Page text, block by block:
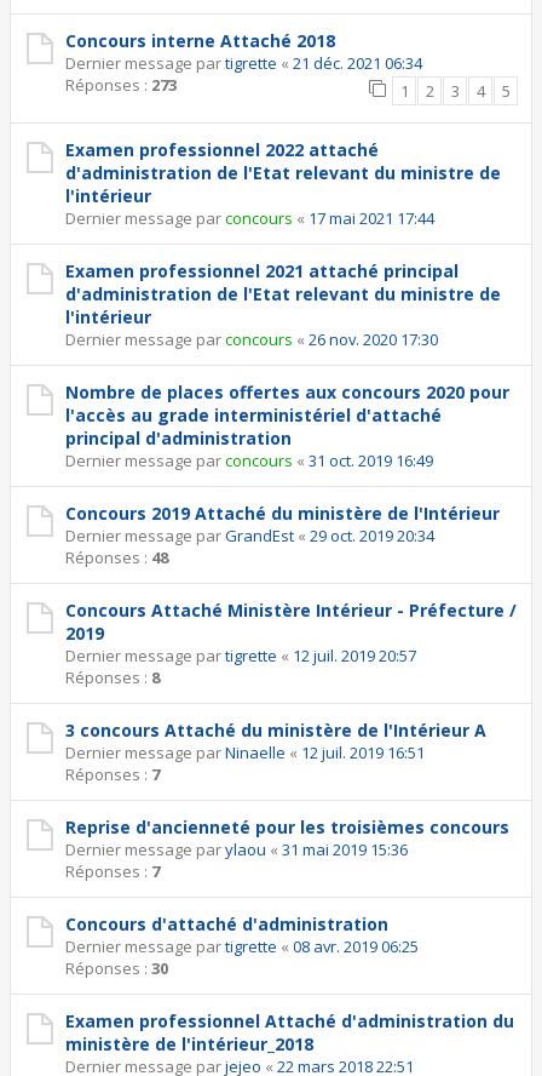
Concours interne Attaché 2018
Dernier message partigrette « 21 déc. 2021 06:34
Réponses : 273 1 2 3 4 5
Examen professionnel 2022 attaché
d'administration de l'Etat relevant du ministre de
l'intérieur
Dernier message parconcours « 17 mai 2021 17:44
Examen professionnel 2021 attaché principal
d'administration de l'Etat relevant du ministre de
l'intérieur
Dernier message parconcours « 26 nov. 2020 17:30
Nombre de places offertes aux concours 2020 pour
l'accès au grade interministériel d'attaché
principal d'administration
Dernier message parconcours « 31 oct. 2019 16:49
Concours 2019 Attaché du ministère de l'Intérieur
Dernier message parGrandEst « 29 oct. 2019 20:34
Réponses : 48
Concours Attaché Ministère Intérieur - Préfecture /
2019
Dernier message partigrette « 12 juil. 2019 20:57
Réponses : 8
3 concours Attaché du ministère de l'Intérieur A
Dernier message parNinaelle « 12 juil. 2019 16:51
Réponses : 7
Reprise d'ancienneté pour les troisièmes concours
Dernier message parylaou « 31 mai 2019 15:36
Réponses : 7
Concours d'attaché d'administration
Dernier message partigrette « 08 avr. 2019 06:25
Réponses : 30
Examen professionnel Attaché d'administration du
ministère de l'intérieur_2018
Dernier message parjejeo « 22 mars 2018 22:51